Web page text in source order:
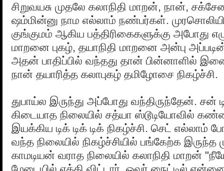
சிறுவயசு முதலே கலாநிதி மாறன், நான்,
ஷம்மின்னு நாம எல்லாம் நண்பர்கள்.
குங்குமம் ஆகிய பத்திரிகைகளுக்கு அபோது
மாறனை புகழ், தயாநிதி மாறனை அன்பு
அதன் பாதிப்பில் வந்தது தான் பின்னாளில்
நான் தயாரித்த கலாபுகழ் தமிழோசை நிகழ்ச்சி.
துபாய்ல இருந்து அப்போது வந்திருந்தேன். சன்
கிடையாத நிலையில் சத்யா ஸ்டூடியோவில்
இயக்கிய டிக் டிக் டிக் நிகழ்ச்சி. செட் எல்லாம்
வந்த நிலையில் நிகழ்ச்சியில் பங்கேற்க இருந்த
காமடியன் வராத நிலையில் கலாநிதி மாறன்